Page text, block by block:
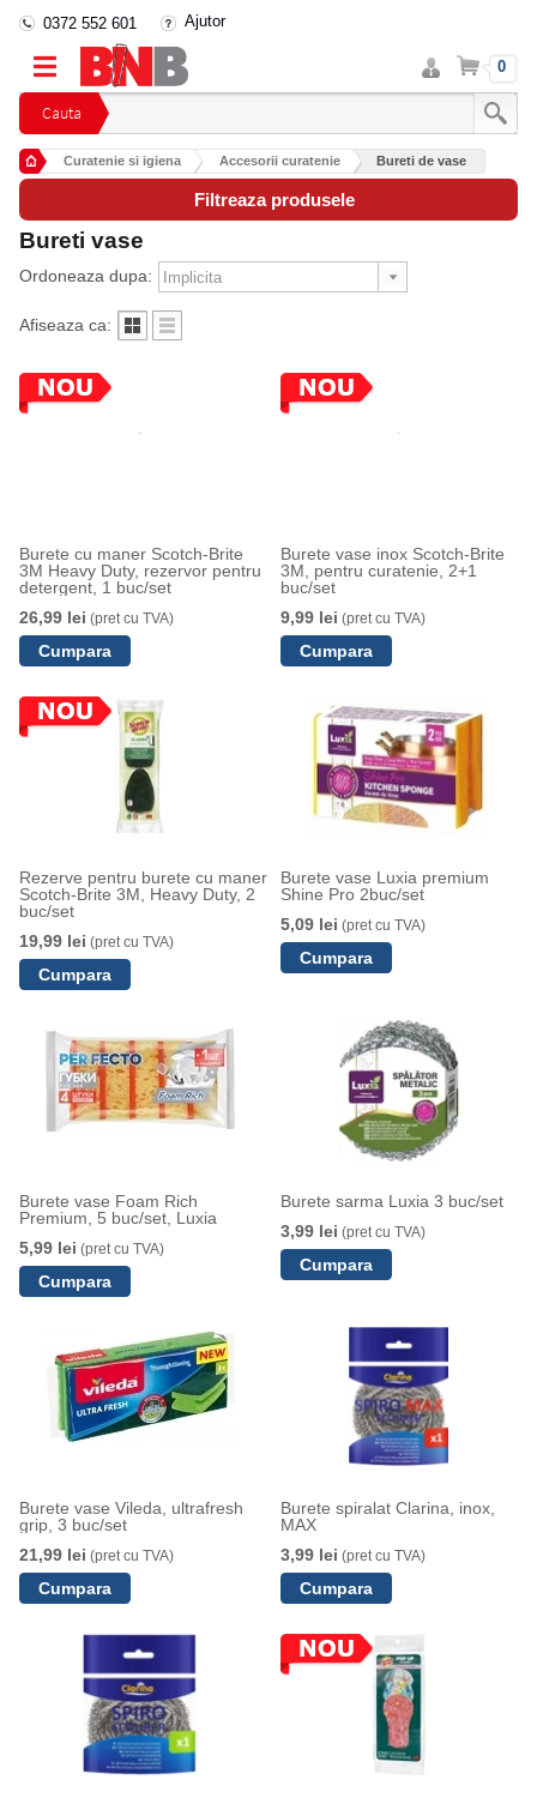
Cauta
0372 552 601 Ajutor
Intra
in
cont
Cos 0
Curatenie si igiena Accesorii curatenie Bureti de vase
Filtreaza produsele
Bureti vase
Ordoneaza dupa:
Afiseaza ca:
Burete cu maner Scotch-Brite
3M Heavy Duty, rezervor pentru
detergent, 1 buc/set
26,99 lei (pret cu TVA)
Burete vase inox Scotch-Brite
3M, pentru curatenie, 2+1
buc/set
9,99 lei (pret cu TVA)
Rezerve pentru burete cu maner
Scotch-Brite 3M, Heavy Duty, 2
buc/set
19,99 lei (pret cu TVA)
Burete vase Luxia premium
Shine Pro 2buc/set
5,09 lei (pret cu TVA)
Burete vase Foam Rich
Premium, 5 buc/set, Luxia
5,99 lei (pret cu TVA)
Burete sarma Luxia 3 buc/set
3,99 lei (pret cu TVA)
Burete vase Vileda, ultrafresh
grip, 3 buc/set
21,99 lei (pret cu TVA)
Burete spiralat Clarina, inox,
MAX
3,99 lei (pret cu TVA)